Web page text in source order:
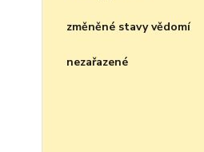
změněné stavy vědomí
nezařazené